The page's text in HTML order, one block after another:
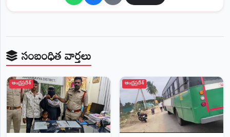
NEWS
క్షణం
-
పక్షం
సంబంధిత వార్తలు
ఆంధ్రప్రదేశ్ ఆంధ్రప్రదేశ్